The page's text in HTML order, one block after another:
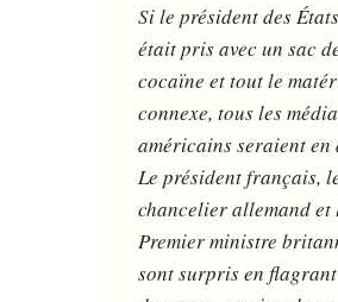
Si le président des
était pris avec un sac
cocaïne et tout le
connexe, tous les
américains seraient en
Le président français,
chancelier allemand et
Premier ministre
sont surpris en